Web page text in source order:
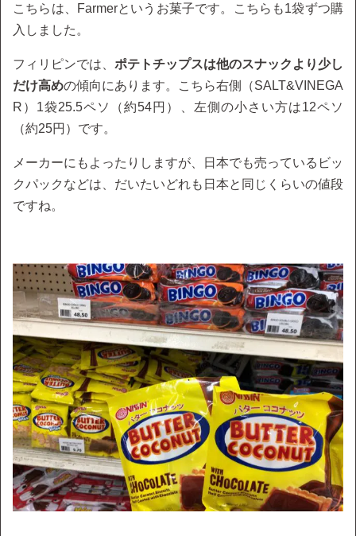
こちらは、Farmerというお菓子です。こちらも1袋ずつ購
入しました。
フィリピンでは、 ポテトチップスは他のスナックより少し
だけ高めの傾向にあります。こちら右側（SALT&VINEGA
R）1袋25.5ペソ（約54円）、左側の小さい方は12ペソ
（約25円）です。
メーカーにもよったりしますが、日本でも売っているビッ
クパックなどは、だいたいどれも日本と同じくらいの値段
ですね。